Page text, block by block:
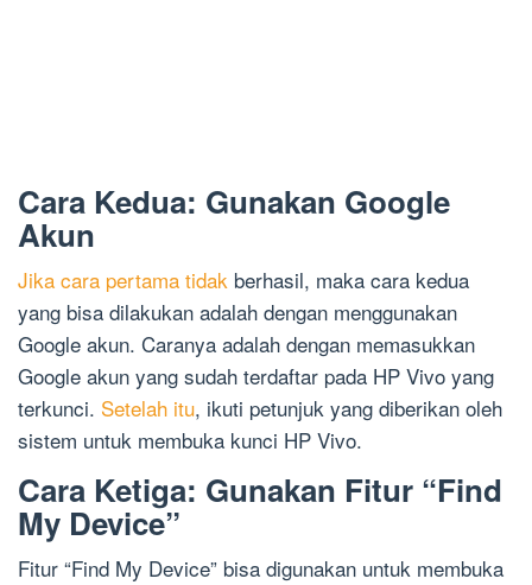
Cara Kedua: Gunakan Google
Akun
Jika cara pertama tidak berhasil, maka cara kedua
yang bisa dilakukan adalah dengan menggunakan
Google akun. Caranya adalah dengan memasukkan
Google akun yang sudah terdaftar pada HP Vivo yang
terkunci. Setelah itu, ikuti petunjuk yang diberikan oleh
sistem untuk membuka kunci HP Vivo.
Cara Ketiga: Gunakan Fitur “Find
My Device”
Fitur “Find My Device” bisa digunakan untuk membuka